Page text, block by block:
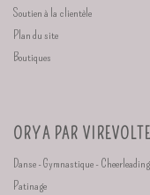
Soutien à la clientèle
Plan du site
Boutiques
ORYA PAR VIREVOLTE
Danse - Gymnastique -
Patinage